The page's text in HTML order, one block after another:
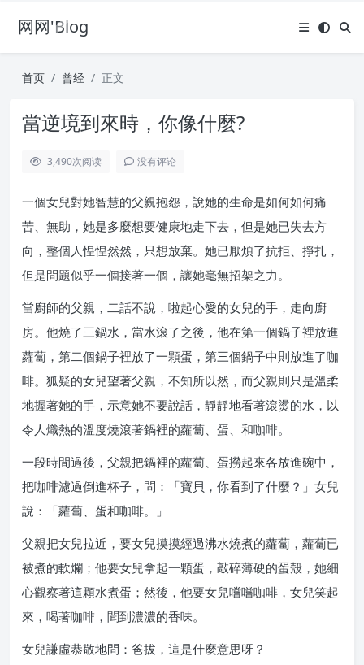
网网'Blog
首页 曾经 正文
當逆境到來時，你像什麼?
3,490次阅读 没有评论
一個女兒對她智慧的父親抱怨，說她的生命是如何如何痛
苦、無助，她是多麼想要健康地走下去，但是她已失去方
向，整個人惶惶然然，只想放棄。她已厭煩了抗拒、掙扎，
但是問題似乎一個接著一個，讓她毫無招架之力。
當廚師的父親，二話不說，啦起心愛的女兒的手，走向廚
房。他燒了三鍋水，當水滾了之後，他在第一個鍋子裡放進
蘿蔔，第二個鍋子裡放了一顆蛋，第三個鍋子中則放進了咖
啡。狐疑的女兒望著父親，不知所以然，而父親則只是溫柔
地握著她的手，示意她不要說話，靜靜地看著滾燙的水，以
令人熾熱的溫度燒滾著鍋裡的蘿蔔、蛋、和咖啡。
一段時間過後，父親把鍋裡的蘿蔔、蛋撈起來各放進碗中，
把咖啡濾過倒進杯子，問：「寶貝，你看到了什麼？」女兒
說：「蘿蔔、蛋和咖啡。」
父親把女兒拉近，要女兒摸摸經過沸水燒煮的蘿蔔，蘿蔔已
被煮的軟爛；他要女兒拿起一顆蛋，敲碎薄硬的蛋殼，她細
心觀察著這顆水煮蛋；然後，他要女兒嚐嚐咖啡，女兒笑起
來，喝著咖啡，聞到濃濃的香味。
女兒謙虛恭敬地問：爸拔，這是什麼意思呀？